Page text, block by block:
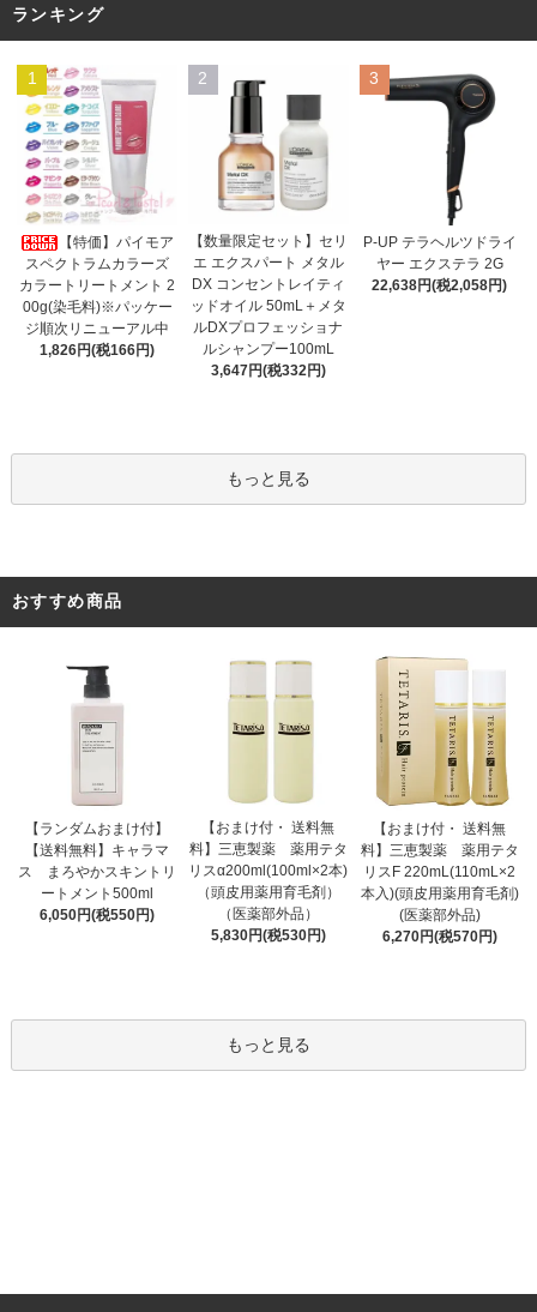
ランキング
1
【特価】パイモア
スペクトラムカラーズ
カラートリートメント 2
00g(染毛料)※パッケー
ジ順次リニューアル中
1,826円(税166円)
2
【数量限定セット】セリ
エ エクスパート メタル
DX コンセントレイティ
ッドオイル 50mL＋メタ
ルDXプロフェッショナ
ルシャンプー100mL
3,647円(税332円)
3
P-UP テラヘルツドライ
ヤー エクステラ 2G
22,638円(税2,058円)
もっと見る
おすすめ商品
【ランダムおまけ付】
【送料無料】キャラマ
ス まろやかスキントリ
ートメント500ml
6,050円(税550円)
【おまけ付・ 送料無
料】三恵製薬 薬用テタ
リスα200ml(100ml×2本)
（頭皮用薬用育毛剤）
（医薬部外品）
5,830円(税530円)
【おまけ付・ 送料無
料】三恵製薬 薬用テタ
リスF 220mL(110mL×2
本入)(頭皮用薬用育毛剤)
(医薬部外品)
6,270円(税570円)
もっと見る